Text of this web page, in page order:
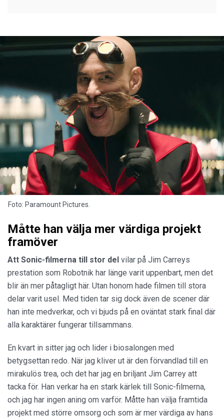
Foto: Paramount Pictures.
Måtte han välja mer värdiga projekt
framöver
Att Sonic-filmerna till stor del vilar på Jim Carreys
prestation som Robotnik har länge varit uppenbart, men det
blir än mer påtagligt här. Utan honom hade filmen till stora
delar varit usel. Med tiden tar sig dock även de scener där
han inte medverkar, och vi bjuds på en oväntat stark final där
alla karaktärer fungerar tillsammans.
En kvart in sitter jag och lider i biosalongen med
betygsettan redo. När jag kliver ut är den förvandlad till en
mirakulös trea, och det har jag en briljant Jim Carrey att
tacka för. Han verkar ha en stark kärlek till Sonic-filmerna,
och jag har ingen aning om varför. Måtte han välja framtida
projekt med större omsorg och som är mer värdiga av hans